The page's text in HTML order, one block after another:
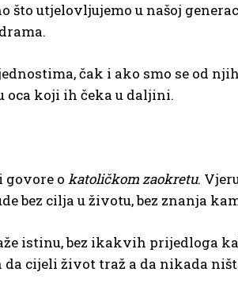
što utjelovljujemo u našoj
čak i ako smo se od
oca koji ih čeka u daljini.
govore o katoličkom zaokretu.
bez cilja u životu, bez znanja
istinu, bez ikakvih prijedloga
cijeli život traž a da nikada